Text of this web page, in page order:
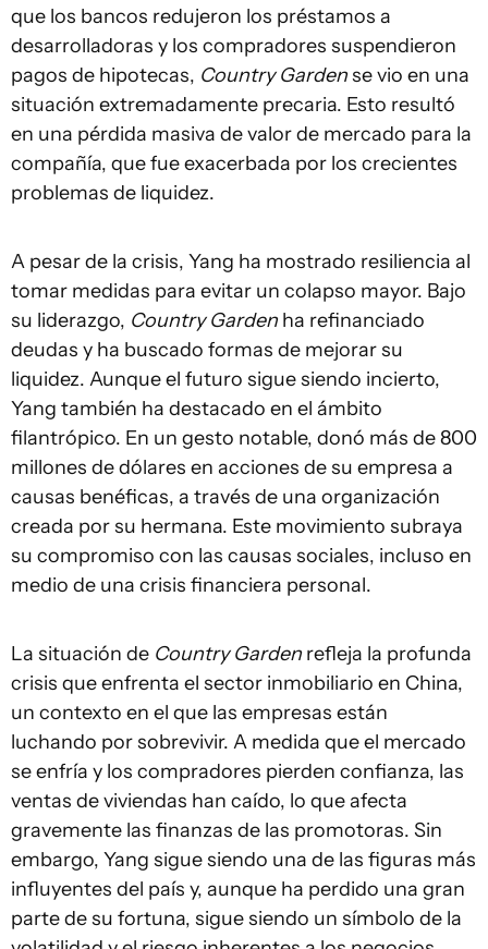
que los bancos redujeron los préstamos a
desarrolladoras y los compradores suspendieron
pagos de hipotecas, Country Gardense vio en una
situación extremadamente precaria. Esto resultó
en una pérdida masiva de valor de mercado para la
compañía, que fue exacerbada por los crecientes
problemas de liquidez.
A pesar de la crisis, Yang ha mostrado resiliencia al
tomar medidas para evitar un colapso mayor. Bajo
su liderazgo, Country Gardenha refinanciado
deudas y ha buscado formas de mejorar su
liquidez. Aunque el futuro sigue siendo incierto,
Yang también ha destacado en el ámbito
filantrópico. En un gesto notable, donó más de 800
millones de dólares en acciones de su empresa a
causas benéficas, a través de una organización
creada por su hermana. Este movimiento subraya
su compromiso con las causas sociales, incluso en
medio de una crisis financiera personal.
La situación de Country Gardenrefleja la profunda
crisis que enfrenta el sector inmobiliario en China,
un contexto en el que las empresas están
luchando por sobrevivir. A medida que el mercado
se enfría y los compradores pierden confianza, las
ventas de viviendas han caído, lo que afecta
gravemente las finanzas de las promotoras. Sin
embargo, Yang sigue siendo una de las figuras más
influyentes del país y, aunque ha perdido una gran
parte de su fortuna, sigue siendo un símbolo de la